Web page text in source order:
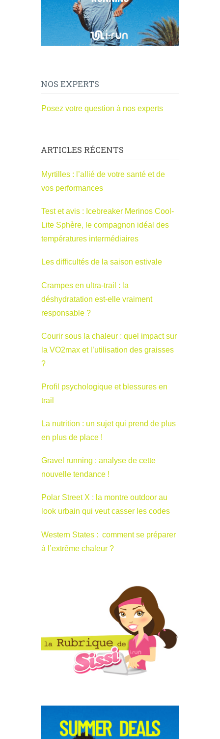
NOS EXPERTS
Posez votre question à nos experts
ARTICLES RÉCENTS
Myrtilles : l’allié de votre santé et de
vos performances
Test et avis : Icebreaker Merinos Cool-
Lite Sphère, le compagnon idéal des
températures intermédiaires
Les difficultés de la saison estivale
Crampes en ultra-trail : la
déshydratation est-elle vraiment
responsable ?
Courir sous la chaleur : quel impact sur
la VO2max et l’utilisation des graisses
?
Profil psychologique et blessures en
trail
La nutrition : un sujet qui prend de plus
en plus de place !
Gravel running : analyse de cette
nouvelle tendance !
Polar Street X : la montre outdoor au
look urbain qui veut casser les codes
Western States : comment se préparer
à l’extrême chaleur ?